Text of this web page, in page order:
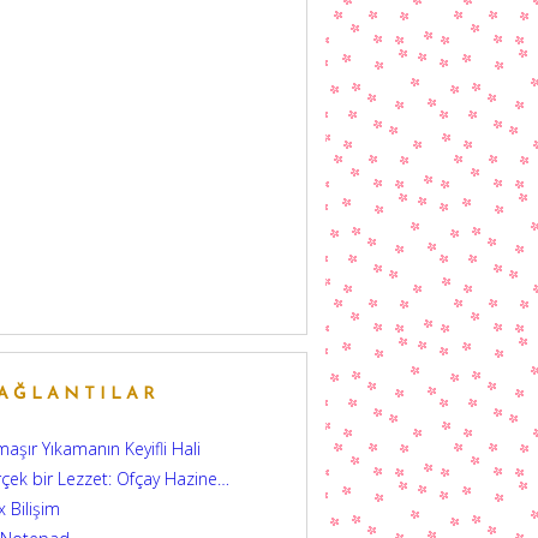
Yıkamanın Keyifli Hali
bir Lezzet: Ofçay Hazine…
Bilişim